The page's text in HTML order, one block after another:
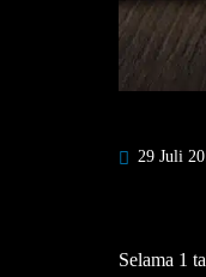
29 Juli
Selama 1